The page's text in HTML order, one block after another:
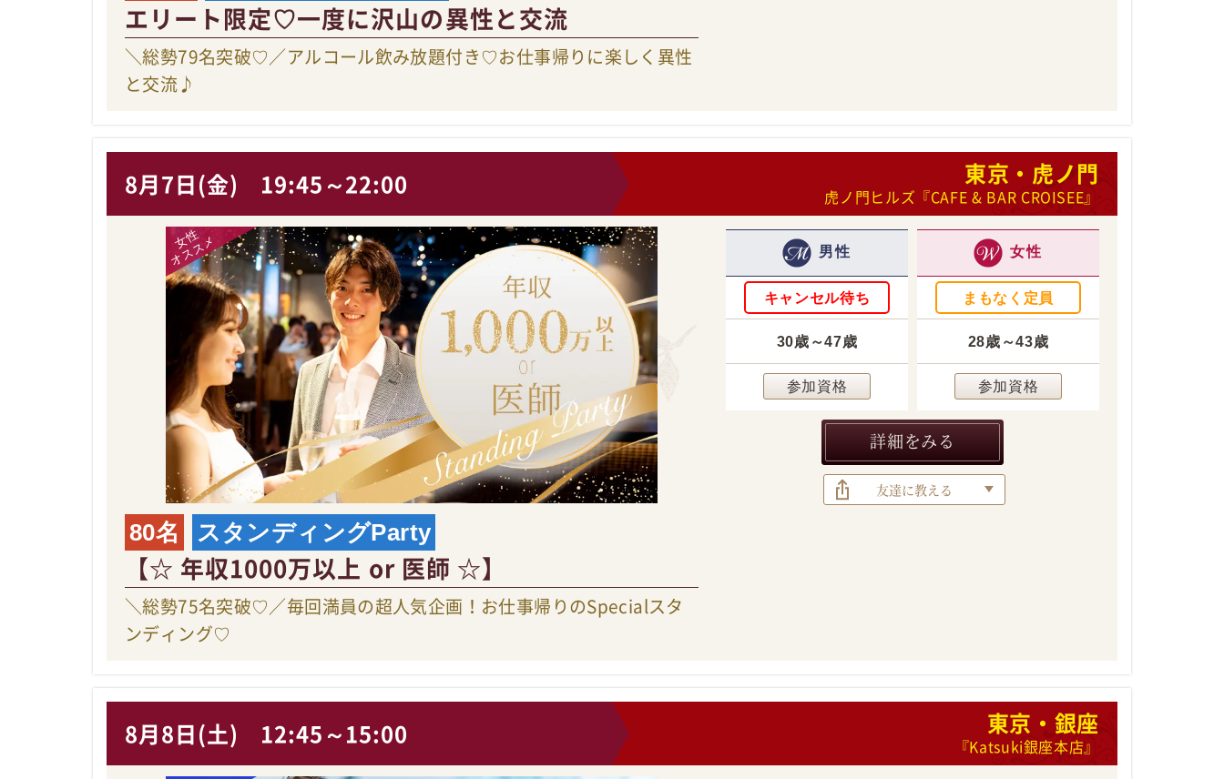
エリート限定♡一度に沢山の異性と交流
＼総勢79名突破♡／アルコール飲み放題付き♡お仕事帰りに楽しく異性
と交流♪
8月7日(金) 19:45～22:00 東京・虎ノ門
虎ノ門ヒルズ『CAFE & BAR CROISEE』
80名 スタンディングParty
【☆ 年収1000万以上 or 医師 ☆】
＼総勢75名突破♡／毎回満員の超人気企画！お仕事帰りのSpecialスタ
ンディング♡
男性
キャンセル待ち
30歳～47歳
参加資格
女性
まもなく定員
28歳～43歳
参加資格
詳細をみる
友達に教える
8月8日(土) 12:45～15:00 東京・銀座
『Katsuki銀座本店』